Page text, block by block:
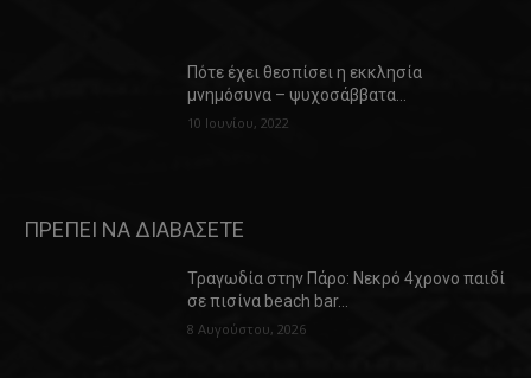
Πότε έχει θεσπίσει η εκκλησία
μνημόσυνα – ψυχοσάββατα…
10 Ιουνίου, 2022
ΠΡΕΠΕΙ ΝΑ ΔΙΑΒΑΣΕΤΕ
Τραγωδία στην Πάρο: Νεκρό 4χρονο παιδί
σε πισίνα beach bar…
8 Αυγούστου, 2026